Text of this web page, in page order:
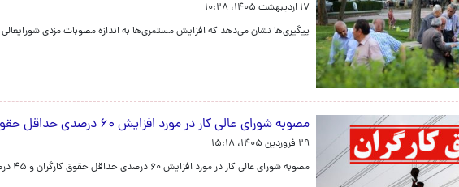
۱۷ اردیبهشت ۱۴۰۵، ۱۰:۲۸
پیگیری‌ها نشان می‌دهد که افزایش مستمری‌ها به اندازه مصوبات مزدی
مصوبه شورای عالی کار در مورد افزایش ۶۰ درصدی حداقل حقوق به زودی ابلاغ می‌شود
۲۹ فروردین ۱۴۰۵، ۱۵:۱۸
مصوبه شورای عالی کار در مورد افزایش ۶۰ درصدی حداقل حقوق کارگران و ۴۵ درصدی سایر سطوح به زودی ابلاغ می‌شود.